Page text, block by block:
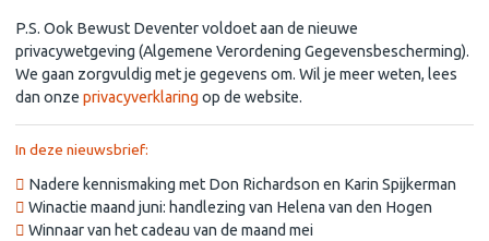
P.S. Ook Bewust Deventer voldoet aan de nieuwe
privacywetgeving (Algemene Verordening Gegevensbescherming).
We gaan zorgvuldig met je gegevens om. Wil je meer weten, lees
dan onze privacyverklaring op de website.
In deze nieuwsbrief:
Nadere kennismaking met Don Richardson en Karin Spijkerman
Winactie maand juni: handlezing van Helena van den Hogen
Winnaar van het cadeau van de maand mei